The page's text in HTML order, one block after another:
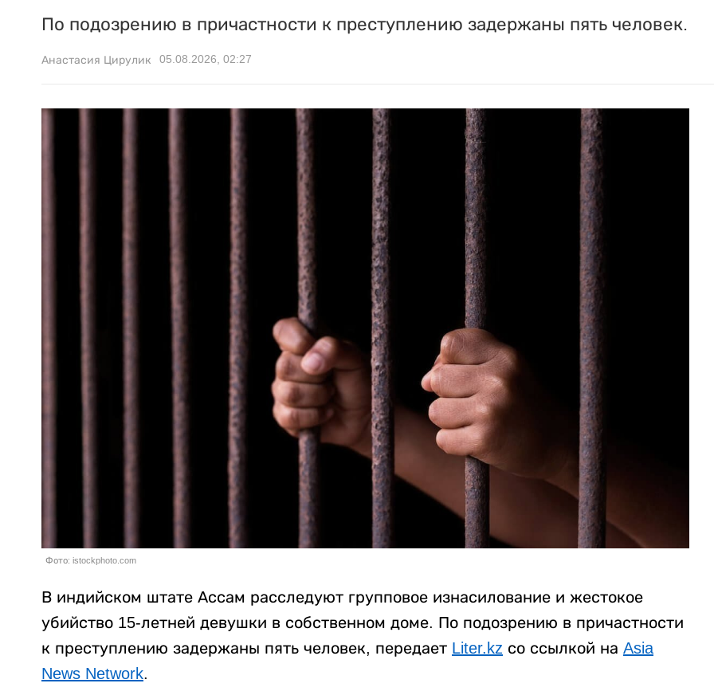
По подозрению в причастности к преступлению задержаны пять человек.
Анастасия Цирулик 05.08.2026, 02:27
Фото: istockphoto.com
В индийском штате Ассам расследуют групповое изнасилование и жестокое
убийство 15-летней девушки в собственном доме. По подозрению в причастности
к преступлению задержаны пять человек, передает Liter.kz со ссылкой на Asia
News Network.